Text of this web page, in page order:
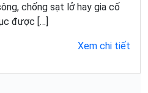
chống sạt lở hay gia cố
được […]
Xem chi tiết